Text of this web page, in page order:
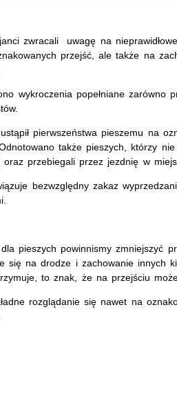
zwracali uwagę na
przejść, ale także na
wykroczenia popełniane zarówno
pierwszeństwa pieszemu na
także pieszych, którzy
oraz przebiegali przez jezdnię w
bezwzględny zakaz
pieszych powinnismy zmniejszyć
się na drodze i zachowanie innych
to znak, że na przejściu
rozglądanie się nawet na